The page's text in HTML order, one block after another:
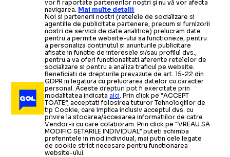
ARHIVA FOTBAL 06.05.2018
FOTO VIDEO FC Porto, noua campioană a
Portugaliei-Echipa lui Sergio Conceicao a oprit
hegemonia celor de la Benfica
ARHIVA FOTBAL 01.11.2017
Benfica Lisabona a somat Benfica Ileanda, echipa de
liga aIV-adin Salaj,sa-sischimbe denumirea
Champions League: Atletico
Madrid viseaza la semifinale,
incurajata de forma slaba a
Barcelonei-Bayern, favorita in
fata Benficai
Citește mai mult
ARHIVA FOTBAL 05.04.2016
​Champions League: Dubla lui
Suarez o tine in viata pe Barca(2-1
cu Atletico); Bayern, succes cu1-0
in fata Benficai
Citește mai mult
vor fi raportate partenerilor noștri și nu vă vor afecta
navigarea. Mai multe detalii
Noi si partenerii nostri (retelele de socializare si
agentiile de publicitate partenere, precum si furnizorii
nostri de servicii de date analitice) prelucram date
pentru a permite website-ului sa functioneze, pentru
a personaliza continutul si anunturile publicitare
afisate in functie de interesele si/sau profilul dvs.,
pentru a va oferi functionalitati aferente retelelor de
socializare si pentru a analiza traficul pe website.
Beneficiati de drepturile prevazute de art. 15-22 din
GDPR in legatura cu prelucrarea datelor cu caracter
personal. Aceste drepturi pot fi exercitate prin
modalitatea indicataaici . Prin click pe “ACCEPT
TOATE”, acceptati folosirea tuturor Tehnologiilor de
tip Cookie, care implica inclusiv acceptul dvs. cu
privire la stocarea/accesarea informatiilor de catre
Vendor-ii cu care colaboram. Prin click pe “VREAU SA
MODIFIC SETARILE INDIVIDUAL” puteti schimba
preferintele in mod individual, mai putin cele legate
de cookie strict necesare pentru functionarea
website-ului.